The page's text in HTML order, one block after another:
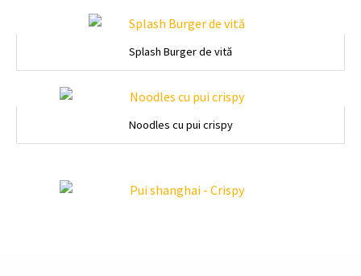
Splash Burger de vită
Noodles cu pui crispy